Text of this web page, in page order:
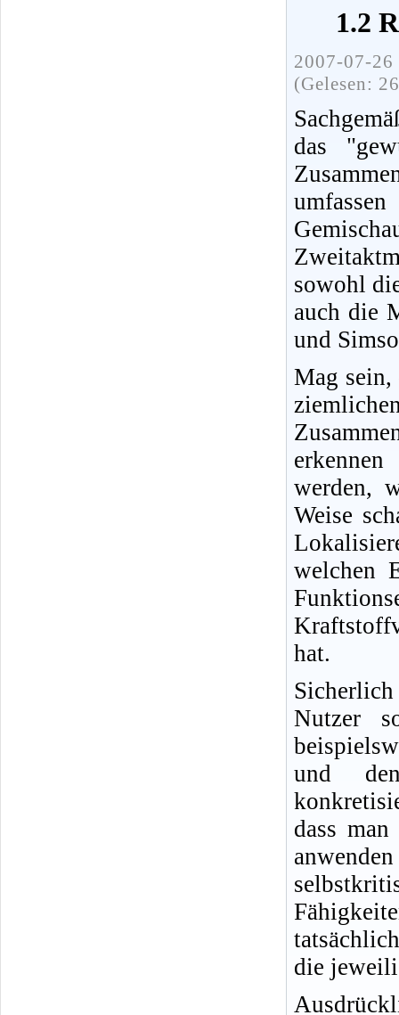
1.2
2007-07-
(Gelesen:
das
sowohl
auch die
und
Mag sein,
werden,
Weise
welchen
hat.
Nutzer
und
dass
die